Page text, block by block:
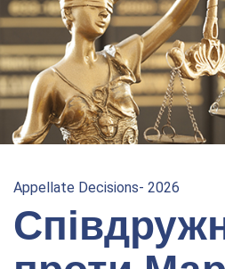
Appellate Decisions- 2026